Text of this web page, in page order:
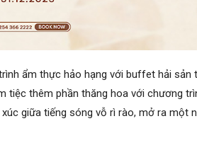
ẩm thực hảo hạng với buffet hải sản
thêm phần thăng hoa với chương
giữa tiếng sóng vỗ rì rào, mở ra một